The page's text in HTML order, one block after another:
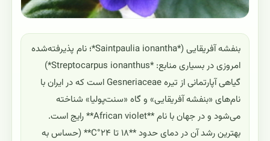
بنفشه آفریقایی (*Saintpaulia ionantha*؛ نام پذیرفته‌شده
امروزی در بسیاری منابع: *Streptocarpus ionanthus*)
گیاهی آپارتمانی از تیره Gesneriaceae است که در ایران با
نام‌های «بنفشه آفریقایی» و گاه «سنت‌پولیا» شناخته
می‌شود و در جهان با نام **African violet** رایج است.
بهترین رشد آن در دمای حدود **۱۸ تا ۲۴°C** (حساس به